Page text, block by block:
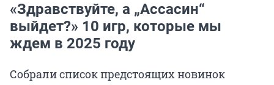
«Здравствуйте, а „Ассасин“
выйдет?» 10 игр, которые мы
ждем в 2025 году
Собрали список предстоящих новинок